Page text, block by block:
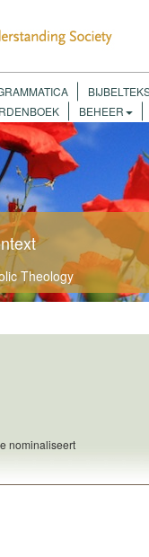
BEHEER
Theology
nominaliseert